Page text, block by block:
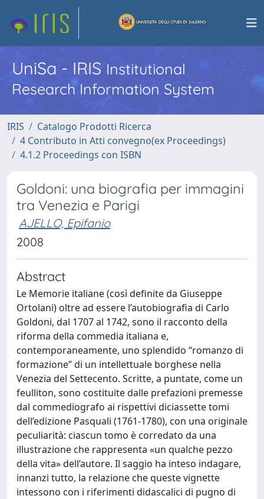
UniSa - IRISInstitutional
Research Information System
IRIS
Catalogo Prodotti Ricerca
4 Contributo in Atti convegno(ex Proceedings)
4.1.2 Proceedings con ISBN
Goldoni: una biografia per immagini
tra Venezia e Parigi
AJELLO, Epifanio
2008
Abstract
Le Memorie italiane (così definite da Giuseppe
Ortolani) oltre ad essere l’autobiografia di Carlo
Goldoni, dal 1707 al 1742, sono il racconto della
riforma della commedia italiana e,
contemporaneamente, uno splendido “romanzo di
formazione” di un intellettuale borghese nella
Venezia del Settecento. Scritte, a puntate, come un
feulliton, sono costituite dalle prefazioni premesse
dal commediografo ai rispettivi diciassette tomi
dell’edizione Pasquali (1761-1780), con una originale
peculiarità: ciascun tomo è corredato da una
illustrazione che rappresenta «un qualche pezzo
della vita» dell’autore. Il saggio ha inteso indagare,
innanzi tutto, la relazione che queste vignette
intessono con i riferimenti didascalici di pugno di